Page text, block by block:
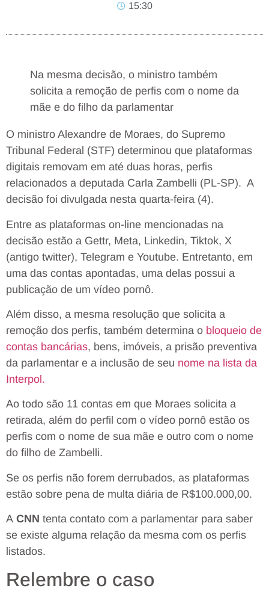
15:30
Na mesma decisão, o ministro também
solicita a remoção de perfis com o nome da
mãe e do filho da parlamentar
O ministro Alexandre de Moraes, do Supremo
Tribunal Federal (STF) determinou que plataformas
digitais removam em até duas horas, perfis
relacionados a deputada Carla Zambelli (PL-SP). A
decisão foi divulgada nesta quarta-feira (4).
Entre as plataformas on-line mencionadas na
decisão estão a Gettr, Meta, Linkedin, Tiktok, X
(antigo twitter), Telegram e Youtube. Entretanto, em
uma das contas apontadas, uma delas possui a
publicação de um vídeo pornô.
Além disso, a mesma resolução que solicita a
remoção dos perfis, também determina o bloqueio de
contas bancárias, bens, imóveis, a prisão preventiva
da parlamentar e a inclusão de seu nome na lista da
Interpol.
Ao todo são 11 contas em que Moraes solicita a
retirada, além do perfil com o vídeo pornô estão os
perfis com o nome de sua mãe e outro com o nome
do filho de Zambelli.
Se os perfis não forem derrubados, as plataformas
estão sobre pena de multa diária de R$100.000,00.
A CNN tenta contato com a parlamentar para saber
se existe alguma relação da mesma com os perfis
listados.
Relembre o caso